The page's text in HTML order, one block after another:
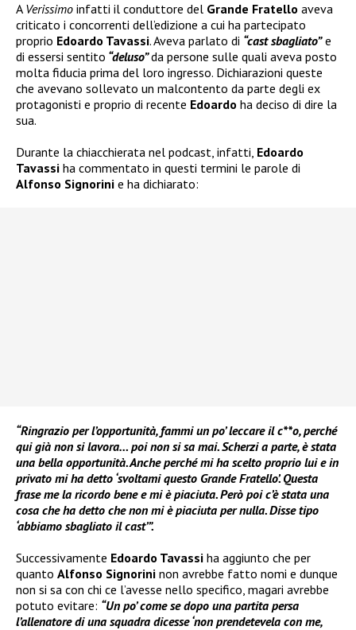
A Verissimo infatti il conduttore del Grande Fratello aveva
criticato i concorrenti dell’edizione a cui ha partecipato
proprio Edoardo Tavassi. Aveva parlato di “cast sbagliato”e
di essersi sentito “deluso”da persone sulle quali aveva posto
molta fiducia prima del loro ingresso. Dichiarazioni queste
che avevano sollevato un malcontento da parte degli ex
protagonisti e proprio di recente Edoardo ha deciso di dire la
sua.
Durante la chiacchierata nel podcast, infatti, Edoardo
Tavassi ha commentato in questi termini le parole di
Alfonso Signorini e ha dichiarato:
“Ringrazio per l’opportunità, fammi un po’ leccare il c**o, perché
qui già non si lavora… poi non si sa mai. Scherzi a parte, è stata
una bella opportunità. Anche perché mi ha scelto proprio lui e in
privato mi ha detto ‘svoltami questo Grande Fratello’. Questa
frase me la ricordo bene e mi è piaciuta. Però poi c’è stata una
cosa che ha detto che non mi è piaciuta per nulla. Disse tipo
‘abbiamo sbagliato il cast’”.
Successivamente Edoardo Tavassi ha aggiunto che per
quanto Alfonso Signorini non avrebbe fatto nomi e dunque
non si sa con chi ce l’avesse nello specifico, magari avrebbe
potuto evitare: “Un po’ come se dopo una partita persa
l’allenatore di una squadra dicesse ‘non prendetevela con me,